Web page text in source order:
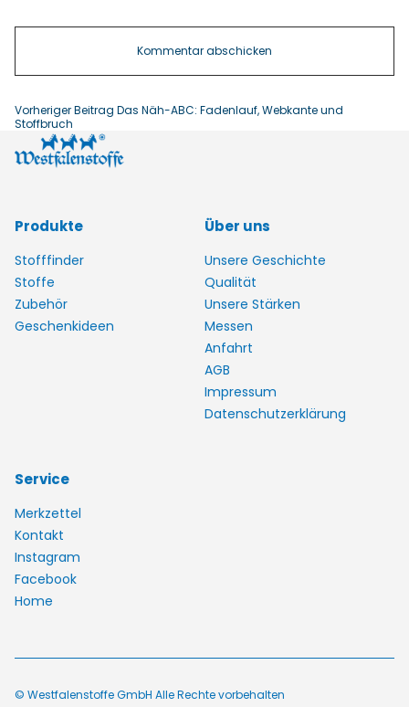
Vorheriger Beitrag Das Näh-ABC: Fadenlauf, Webkante und
Stoffbruch
Produkte
Stofffinder
Stoffe
Zubehör
Geschenkideen
Über uns
Unsere Geschichte
Qualität
Unsere Stärken
Messen
Anfahrt
AGB
Impressum
Datenschutzerklärung
Service
Merkzettel
Kontakt
Instagram
Facebook
Home
© Westfalenstoffe GmbH Alle Rechte vorbehalten